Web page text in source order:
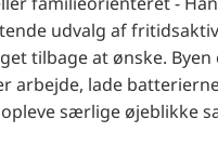
udvalg af
tilbage at ønske. Byen
arbejde, lade
særlige øjeblikke